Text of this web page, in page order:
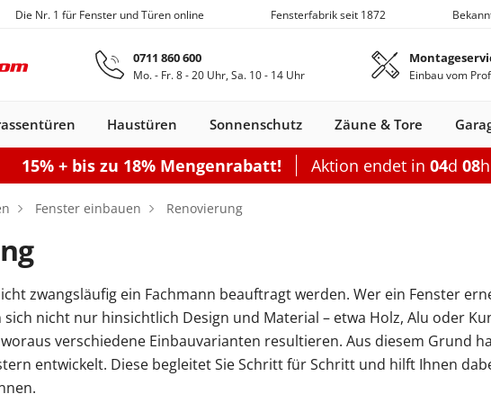
Zum Hauptinhalt springen
Die Nr. 1 für Fenster und Türen online Fensterfabrik seit 1872
0711 860 600
Mo. - Fr. 8 - 20 Uhr, Sa. 10 - 14 Uhr Einbau vom
Holzfenster
Holz-Alu
Fenster
Aluminium­
fenster
Dachfenster
Dachfenster
Balkontüren Holz Balkontüren Holz-
Alu
Balkontüren
Aluminium
Zubehör
Montageset
Slide Faltschiebe­türen Hebeschiebe­türen
konfigurieren
Optionen
Haustüren
Haustüren Holz
Nebeneingangstüren
Nebeneingangstür
Stahl
Nebeneingangstür
Holz
Sonnenschutz
Außenrollos
Konfigurieren
Fensterläden
Konfigurieren
Markisen
Konfigurieren
Pergola
Konfigurieren
Zäune & Tore
Doppeltor Schiebetor
konfigurieren
Zäune
Gartenzaun
Konfigurieren
Rolltore
Rolltor konfigurieren
Optionen
Sektionaltor
freistehend Carports mit Abstellraum
konfigurieren
Optionen
Carport Dacheindeckung
Carport Beleuchtung
15% + bis zu 18% Mengenrabatt! Aktion endet in 04d 08h
Fenster einbauen Renovierung
zwangsläufig ein Fachmann beauftragt werden. Wer ein Fenster
nicht nur hinsichtlich Design und Material – etwa Holz, Alu oder
verschiedene Einbauvarianten resultieren. Aus diesem Grund
entwickelt. Diese begleitet Sie Schritt für Schritt und hilft Ihnen